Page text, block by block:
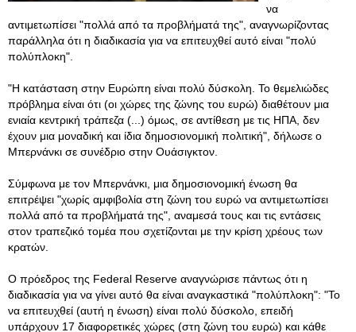
να
αντιμετωπίσει "πολλά από τα προβλήματά της", αναγνωρίζοντας
παράλληλα ότι η διαδικασία για να επιτευχθεί αυτό είναι "πολύ
πολύπλοκη".
"Η κατάσταση στην Ευρώπη είναι πολύ δύσκολη. Το θεμελιώδες
πρόβλημα είναι ότι (οι χώρες της ζώνης του ευρώ) διαθέτουν μια
ενιαία κεντρική τράπεζα (...) όμως, σε αντίθεση με τις ΗΠΑ, δεν
έχουν μια μοναδική και ίδια δημοσιονομική πολιτική", δήλωσε ο
Μπερνάνκι σε συνέδριο στην Ουάσιγκτον.
Σύμφωνα με τον Μπερνάνκι, μια δημοσιονομική ένωση θα
επιτρέψει "χωρίς αμφιβολία στη ζώνη του ευρώ να αντιμετωπίσει
πολλά από τα προβλήματά της", αναμεσά τους και τις εντάσεις
στον τραπεζικό τομέα που σχετίζονται με την κρίση χρέους των
κρατών.
Ο πρόεδρος της Federal Reserve αναγνώρισε πάντως ότι η
διαδικασία για να γίνει αυτό θα είναι αναγκαστικά "πολύπλοκη": "Το
να επιτευχθεί (αυτή η ένωση) είναι πολύ δύσκολο, επειδή
υπάρχουν 17 διαφορετικές χώρες (στη ζώνη του ευρώ) και κάθε